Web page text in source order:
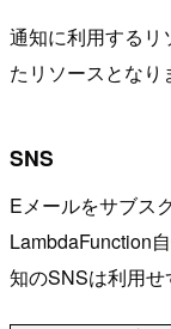
通知に利用するリ
たリソースとなり
SNS
Eメールをサブス
LambdaFunction
知のSNSは利用せ